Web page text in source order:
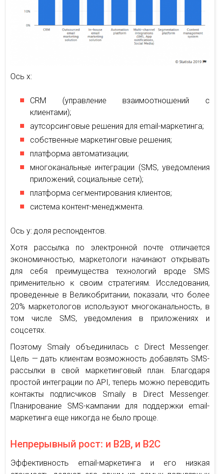
Ось х:
CRM (управление взаимоотношений с
клиентами);
аутсорсинговые решения для email-маркетинга;
собственные маркетинговые решения;
платформа автоматизации;
многоканальные интеграции (SMS, уведомления
приложений, социальные сети);
платформа сегментирования клиентов;
система контент-менеджмента.
Ось у: доля респондентов.
Хотя рассылка по электронной почте отличается
экономичностью, маркетологи начинают открывать
для себя преимущества технологий вроде SMS
применительно к своим стратегиям. Исследования,
проведенные в Великобритании, показали, что более
20% маркетологов используют многоканальность, в
том числе SMS, уведомления в приложениях и
соцсетях.
Поэтому Smaily объединилась с Direct Messenger.
Цель — дать клиентам возможность добавлять SMS-
рассылки в свой маркетинговый план. Благодаря
простой интеграции по API, теперь можно переводить
контакты подписчиков Smaily в Direct Messenger.
Планирование SMS-кампании для поддержки email-
маркетинга еще никогда не было проще.
Непрерывный рост: и В2В, и В2С
Эффективность email-маркетинга и его низкая